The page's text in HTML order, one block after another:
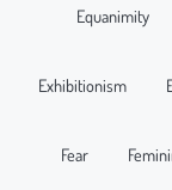
Equanimity
Exhibitionism
Fear